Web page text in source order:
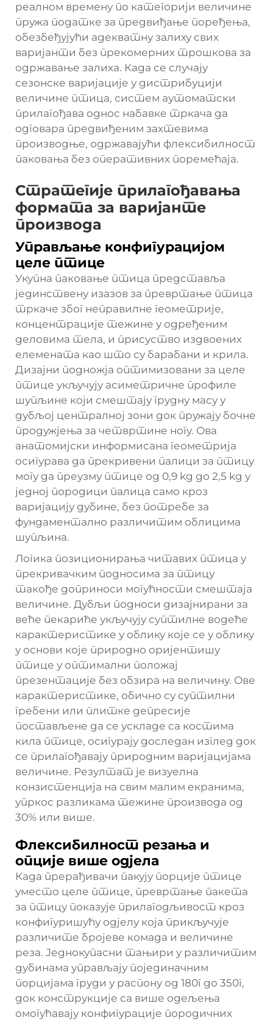
реалном времену по категорији величине
пружа податке за предвиђање поређења,
обезбеђујући адекватну залиху свих
варијанти без прекомерних трошкова за
одржавање залиха. Када се случају
сезонске варијације у дистрибуцији
величине птица, систем аутоматски
прилагођава однос набавке тркача да
одговара предвиђеним захтевима
производње, одржавајући флексибилност
паковања без оперативних поремећаја.
Стратегије прилагођавања
формата за варијанте
производа
Управљање конфигурацијом
целе птице
Укупна паковање птица представља
јединствену изазов за превртање птица
тркаче због неправилне геометрије,
концентрације тежине у одређеним
деловима тела, и присуство издвоених
елемената као што су барабани и крила.
Дизајни подножја оптимизовани за целе
птице укључују асиметричне профиле
шупљине који смештају грудну масу у
дубљој централној зони док пружају бочне
продужјења за четвртине ногу. Ова
анатомијски информисана геометрија
осигурава да прекривени палици за птицу
могу да преузму птице од 0,9 kg до 2,5 kg у
једној породици палица само кроз
варијацију дубине, без потребе за
фундаментално различитим облицима
шупљина.
Логика позиционирања читавих птица у
прекривачким подносима за птицу
такође доприноси могућности смештаја
величине. Дубљи подноси дизајнирани за
веће пекариће укључују суптилне водеће
карактеристике у облику које се у облику
у основи које природно оријентишу
птице у оптимални положај
презентације без обзира на величину. Ове
карактеристике, обично су суптилни
гребени или плитке депресије
постављене да се ускладе са костима
кила птице, осигурају доследан изглед док
се прилагођавају природним варијацијама
величине. Резултат је визуелна
конзистенција на свим малим екранима,
упркос разликама тежине производа од
30% или више.
Флексибилност резања и
опције више одјела
Када прерађивачи пакују порције птице
уместо целе птице, превртање пакета
за птицу показује прилагодљивост кроз
конфигуришућу одјелу која прикључује
различите бројеве комада и величине
реза. Једнокупасни тањири у различитим
дубинама управљају појединачним
порцијама груди у распону од 180г до 350г,
док конструкције са више одељења
омогућавају конфигурације породичних